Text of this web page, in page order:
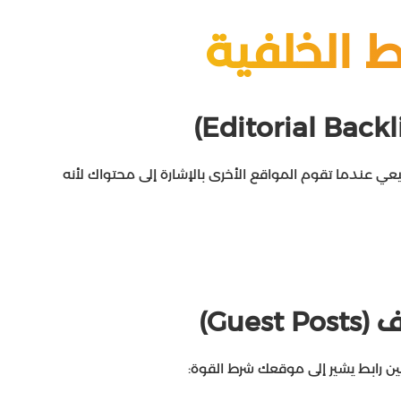
الخلفية
Editorial
)
عندما تقوم المواقع الأخرى بالإشارة إلى محتواك لأنه
(
Guest Posts
)
رابط يشير إلى موقعك شرط القوة: